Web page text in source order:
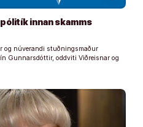
innan skamms
og núverandi stuðningsmaður
Gunnarsdóttir, oddviti Viðreisnar og